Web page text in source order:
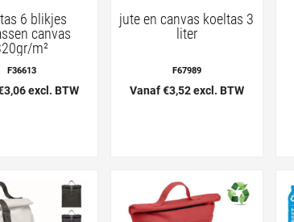
6 blikjes
canvas
m²
F36613
excl. BTW
jute en canvas koeltas 3
liter
F67989
Vanaf €3,52 excl. BTW